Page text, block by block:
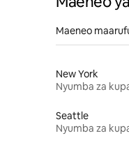
Maeneo
New York
Seattle